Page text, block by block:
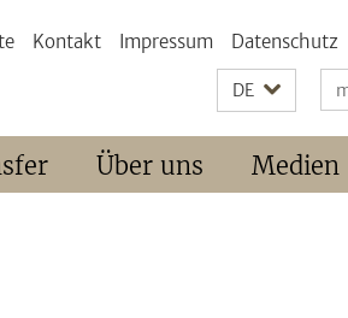
Kontakt Impressum Datenschutz
DE
Über uns Medien